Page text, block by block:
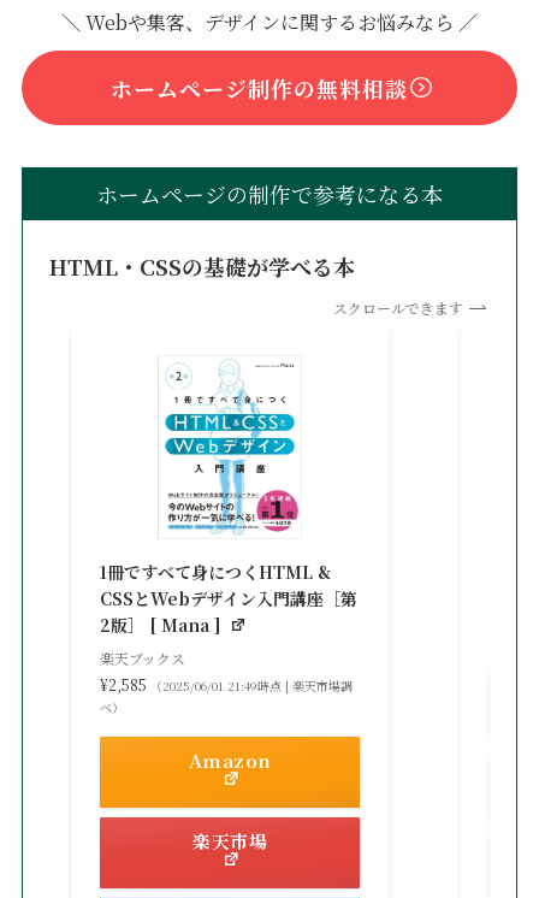
＼ Webや集客、デザインに関するお悩みなら ／
ホームページ制作の無料相談
ホームページの制作で参考になる本
HTML・CSSの基礎が学べる本
スクロールできます
1冊ですべて身につくHTML &
CSSとWebデザイン入門講座［第
2版］ [ Mana ]
楽天ブックス
¥2,585
（2025/06/01 21:49時点 | 楽天市場調
べ）
Amazon
楽天市場